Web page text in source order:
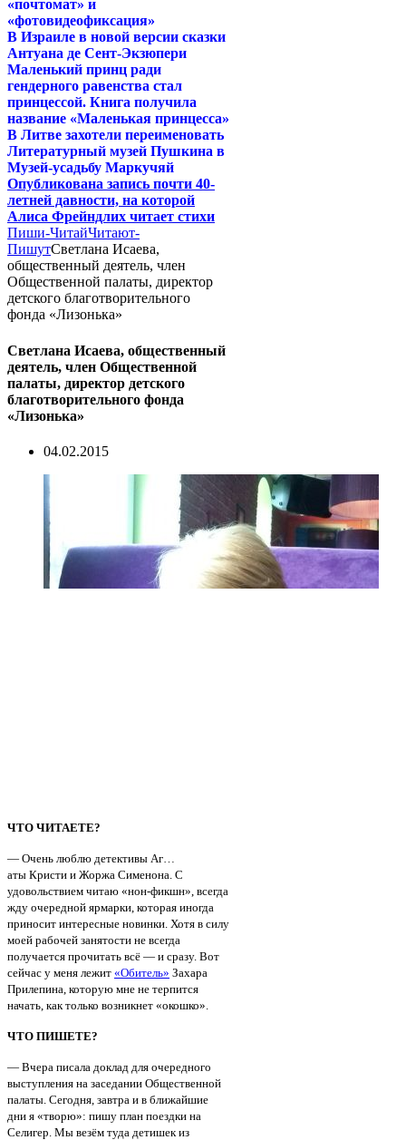
«почтомат» и
«фотовидеофиксация»
В Израиле в новой версии сказки
Антуана де Сент-Экзюпери
Маленький принц ради
гендерного равенства стал
принцессой. Книга получила
название «Маленькая принцесса»
В Литве захотели переименовать
Литературный музей Пушкина в
Музей-усадьбу Маркучяй
Опубликована запись почти 40-
летней давности, на которой
Алиса Фрейндлих читает стихи
Пиши-ЧитайЧитают-
ПишутСветлана Исаева,
общественный деятель, член
Общественной палаты, директор
детского благотворительного
фонда «Лизонька»
Светлана Исаева, общественный
деятель, член Общественной
палаты, директор детского
благотворительного фонда
«Лизонька»
04.02.2015
ЧТО ЧИТАЕТЕ?
— Очень люблю детективы Аг…
аты Кристи и Жоржа Сименона. С
удовольствием читаю «нон-фикшн», всегда
жду очередной ярмарки, которая иногда
приносит интересные новинки. Хотя в силу
моей рабочей занятости не всегда
получается прочитать всё — и сразу. Вот
сейчас у меня лежит «Обитель» Захара
Прилепина, которую мне не терпится
начать, как только возникнет «окошко».
ЧТО ПИШЕТЕ?
— Вчера писала доклад для очередного
выступления на заседании Общественной
палаты. Сегодня, завтра и в ближайшие
дни я «творю»: пишу план поездки на
Селигер. Мы везём туда детишек из